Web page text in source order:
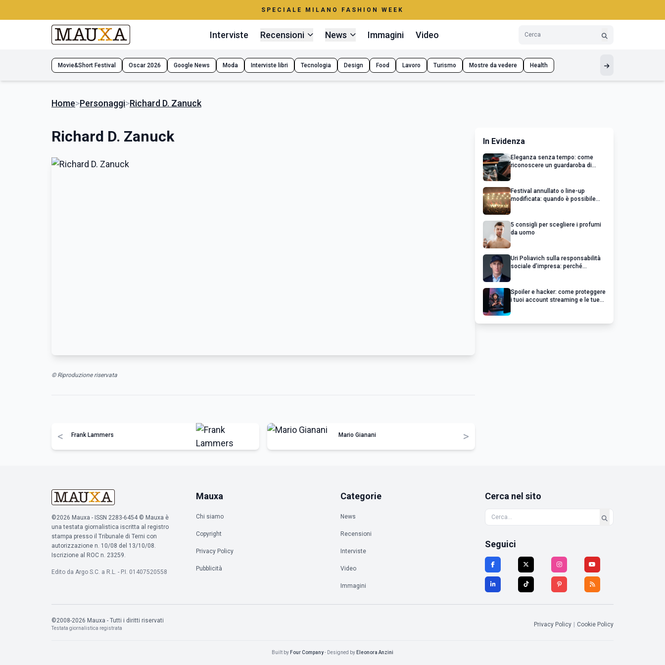
SPECIALE MILANO FASHION WEEK
Interviste Recensioni News Immagini Video
Movie&Short Festival Oscar 2026 Google News Moda Interviste libri Tecnologia Design Food Lavoro Turismo Mostre da vedere Health
Home>Personaggi>Richard D. Zanuck
Richard D. Zanuck
© Riproduzione riservata
< Frank Lammers Mario Gianani >
In Evidenza
Eleganza senza tempo: come
riconoscere un guardaroba di
Festival annullato o line-up
modificata: quando è possibile
5 consigli per scegliere i profumi
da uomo
Uri Poliavich sulla responsabilità
sociale d’impresa: perché
Spoiler e hacker: come proteggere
i tuoi account streaming e le tue
©2026 Mauxa - ISSN 2283-6454 © Mauxa è
una testata giornalistica iscritta al registro
stampa presso il Tribunale di Terni con
autorizzazione n. 10/08 del 13/10/08.
Iscrizione al ROC n. 23259.
Edito da Argo S.C. a R.L. - P.I. 01407520558
Mauxa
Chi siamo
Copyright
Privacy Policy
Pubblicità
Categorie
News
Recensioni
Interviste
Video
Immagini
Cerca nel sito
Seguici
©2008-2026 Mauxa - Tutti i diritti riservati
Testata giornalistica registrata
Privacy Policy Cookie Policy
Built by Four Company- Designed by Eleonora Anzini